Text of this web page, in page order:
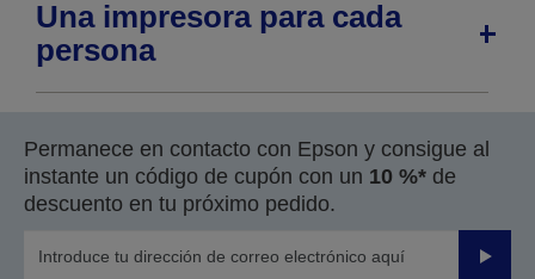
Una impresora para cada
persona
Permanece en contacto con Epson y consigue al
instante un código de cupón con un 10 %* de
descuento en tu próximo pedido.
Enviar